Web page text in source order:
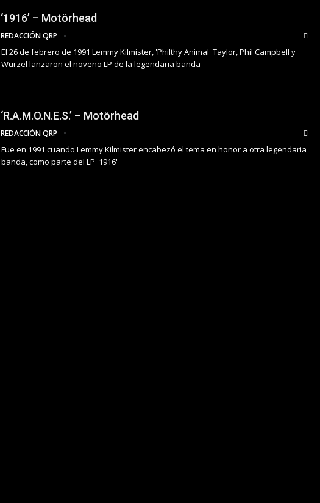
‘1916’ – Motörhead
REDACCIÓN QRP
El 26 de febrero de 1991 Lemmy Kilmister, 'Philthy Animal' Taylor, Phil Campbell y
Würzel lanzaron el noveno LP de la legendaria banda
‘R.A.M.O.N.E.S.’ – Motörhead
REDACCIÓN QRP
Fue en 1991 cuando Lemmy Kilmister encabezó el tema en honor a otra legendaria
banda, como parte del LP '1916'